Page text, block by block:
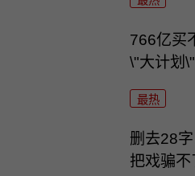
766亿买
\"大计划
最热
删去28
把戏骗不